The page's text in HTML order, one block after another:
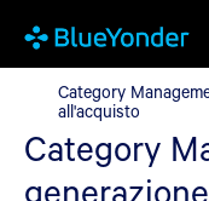
Category Management
Category
all'acquisto
Category